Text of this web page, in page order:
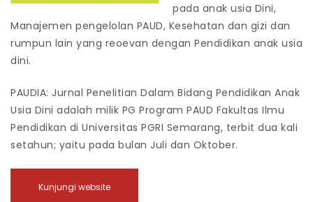
pada anak usia Dini,
Manajemen pengelolan PAUD, Kesehatan dan gizi dan
rumpun lain yang reoevan dengan Pendidikan anak usia
dini.
PAUDIA: Jurnal Penelitian Dalam Bidang Pendidikan Anak
Usia Dini adalah milik PG Program PAUD Fakultas Ilmu
Pendidikan di Universitas PGRI Semarang, terbit dua kali
setahun; yaitu pada bulan Juli dan Oktober.